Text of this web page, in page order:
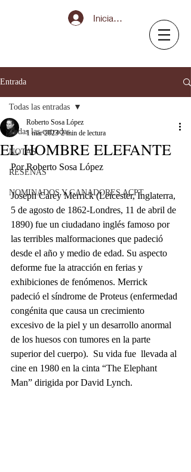
Iniciar sesión
Entrada
Todas las entradas
NOTAS
RESEÑAS
NOMINADOS Y GANADORES ACPT
Todas las entradas
EL HOMBRE ELEFANTE
Roberto Sosa López
1 mar 2023 2 min de lectura
Por Roberto Sosa López
Joseph Carey Merrick (Leicester, Inglaterra,
5 de agosto de 1862-Londres, 11 de abril de
1890) fue un ciudadano inglés famoso por
las terribles malformaciones que padeció
desde el año y medio de edad. Su aspecto
deforme fue la atracción en ferias y
exhibiciones de fenómenos. Merrick
padeció el síndrome de Proteus (enfermedad
congénita que causa un crecimiento
excesivo de la piel y un desarrollo anormal
de los huesos con tumores en la parte
superior del cuerpo).  Su vida fue  llevada al
cine en 1980 en la cinta “The Elephant
Man” dirigida por David Lynch.